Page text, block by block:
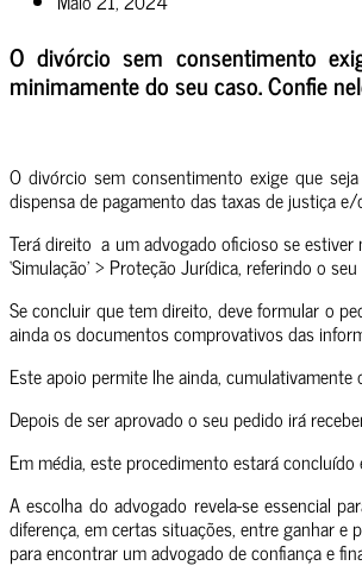
O divórcio sem consentimento
minimamente do seu caso. Confie
O divórcio sem consentimento exige que
dispensa de pagamento das taxas de justiça
Terá direito a um advogado oficioso se
‘Simulação’ > Proteção Jurídica, referindo o
Se concluir que tem direito, deve formular o
ainda os documentos comprovativos das
Este apoio permite lhe ainda,
Depois de ser aprovado o seu pedido irá
Em média, este procedimento estará
A escolha do advogado revela-se essencial
diferença, em certas situações, entre ganhar e
para encontrar um advogado de confiança e